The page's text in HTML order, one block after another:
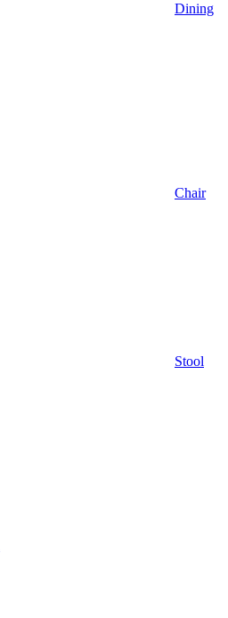
Dining
Chair
Stool